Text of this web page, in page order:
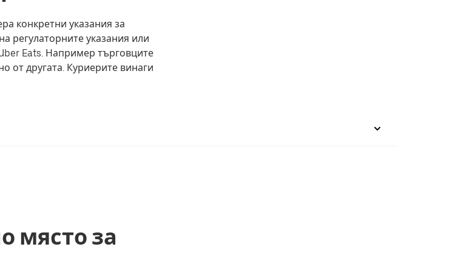
конкретни указания за
регулаторните указания или
Eats. Например търговците
от другата. Куриерите винаги
място за